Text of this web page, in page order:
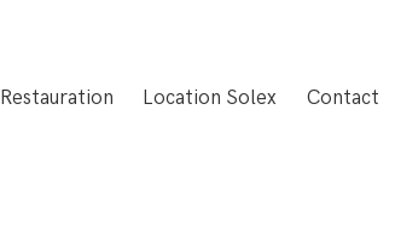
Restauration Location Solex Contact